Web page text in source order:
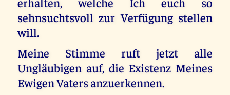
sehnsuchtsvoll zur Verfügung stellen
will.
Meine Stimme ruft jetzt alle
Ungläubigen auf, die Existenz Meines
Ewigen Vaters anzuerkennen.